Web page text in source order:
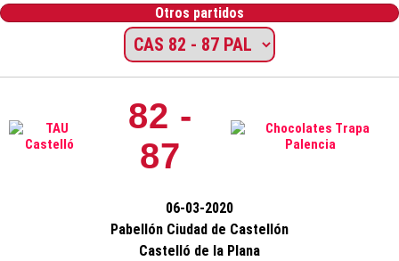
Otros partidos
82 -
87
06-03-2020
Pabellón Ciudad de Castellón
Castelló de la Plana